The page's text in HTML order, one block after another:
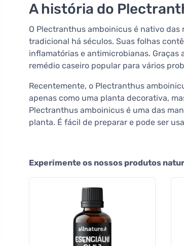
A história do
O Plectranthus amboinicus é nativo
tradicional há séculos. Suas folhas
inflamatórias e antimicrobianas.
remédio caseiro popular para vários
Recentemente, o Plectranthus
apenas como uma planta decorativa,
Plectranthus amboinicus é uma das
planta. É fácil de preparar e pode ser
Experimente os nossos produtos